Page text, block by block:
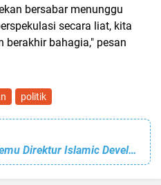
bersabar menunggu
secara liat, kita
berakhir bahagia," pesan
politik
Wakil Gubernur Aceh Bertemu Direktur Islamic Development Bank: Perkuat Komitmen Pembangunan Ekonomi dan SDM